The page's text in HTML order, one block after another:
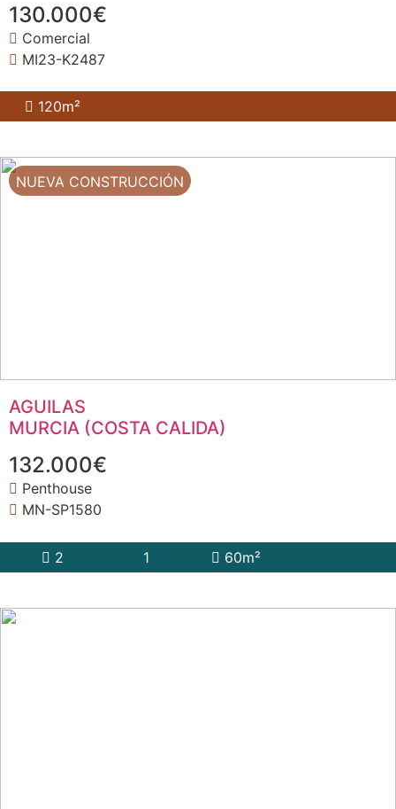
130.000€
Comercial
MI23-K2487
120m²
NUEVA CONSTRUCCIÓN
AGUILAS
MURCIA (COSTA CALIDA)
132.000€
Penthouse
MN-SP1580
2 1 60m²